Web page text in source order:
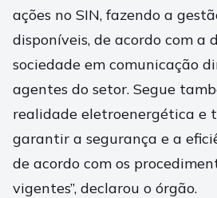
ações no SIN, fazendo a
disponíveis, de acordo com a
sociedade em comunicação
agentes do setor. Segue
realidade eletroenergética e
garantir a segurança e a
de acordo com os
vigentes”, declarou o órgão.